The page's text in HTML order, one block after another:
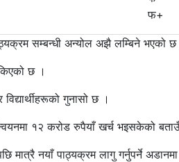
फ+
सम्बन्धी अन्योल अझै लम्बिने भएको छ
छ ।
गुनासो छ ।
१२ करोड रुपैयाँ खर्च भइसकेको
मात्रै नयाँ पाठ्यक्रम लागु गर्नुपर्ने